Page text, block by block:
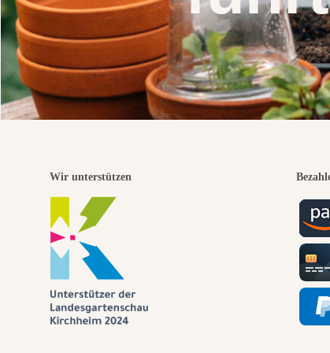
Wir unterstützen